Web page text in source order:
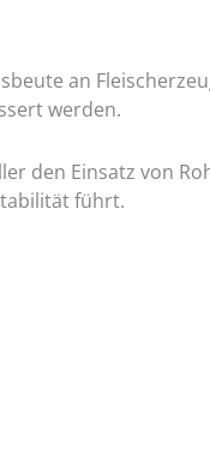
an
werden.
den Einsatz von
führt.